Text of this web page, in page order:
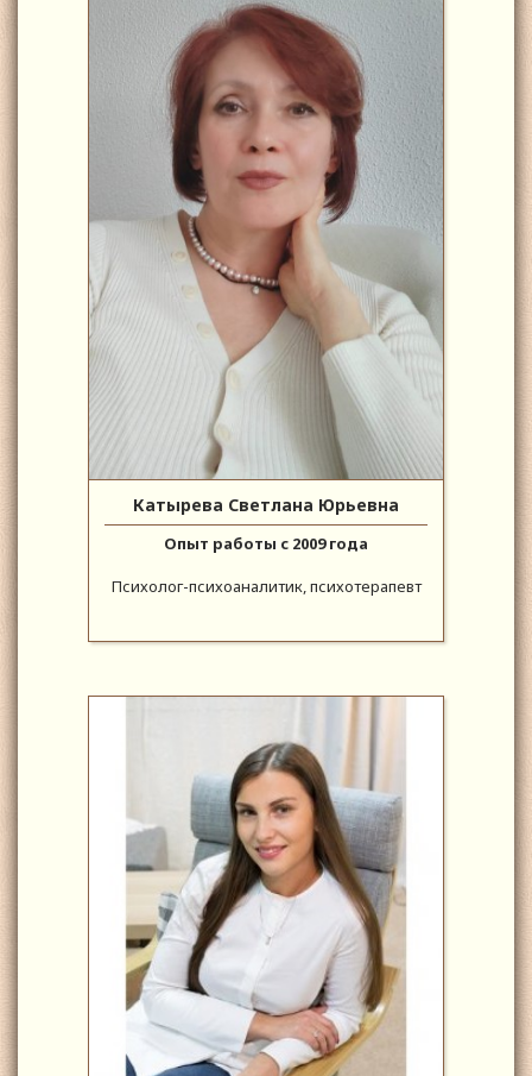
Катырева Светлана Юрьевна
Опыт работы с 2009 года
Психолог-психоаналитик, психотерапевт